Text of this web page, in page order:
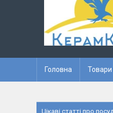
Головна Товари
Цікаві статті про